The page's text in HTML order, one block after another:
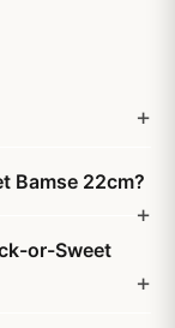
Bamse 22cm?
or-Sweet